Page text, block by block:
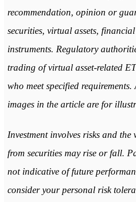
recommendation, opinion or
securities, virtual assets,
instruments. Regulatory
trading of virtual asset-related
who meet specified
images in the article are for
Investment involves risks and the
from securities may rise or fall.
not indicative of future
consider your personal risk